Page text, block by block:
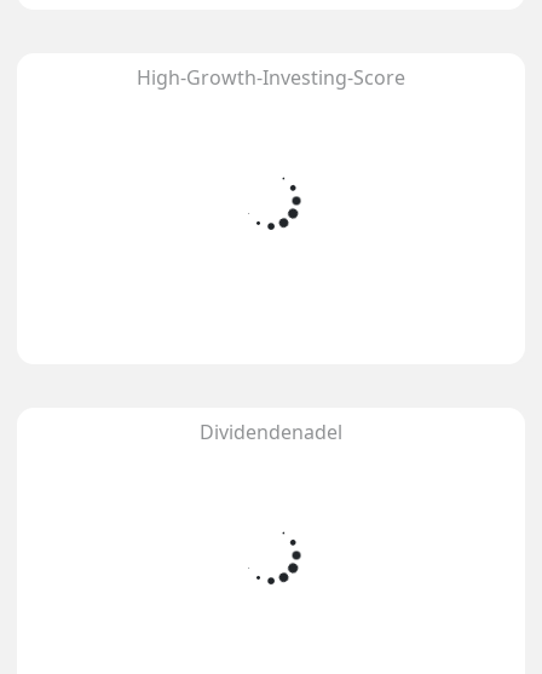
High-Growth-Investing-Score
Dividendenadel